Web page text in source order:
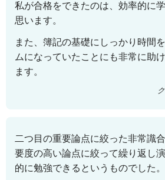
私が合格をできたのは、効率的に
思います。
また、簿記の基礎にしっかり時間
ムになっていたことにも非常に助
ます。
二つ目の重要論点に絞った非常識
要度の高い論点に絞って繰り返し
的に勉強できるというものでした。